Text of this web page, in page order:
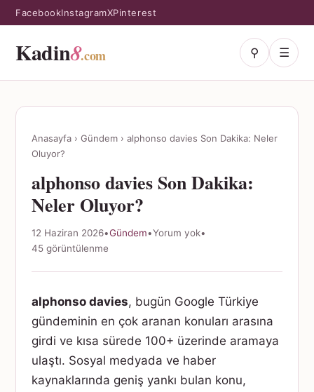
FacebookInstagramXPinterest
Kadin8.com ⚲ ☰
Anasayfa › Gündem › alphonso davies Son Dakika: Neler
Oluyor?
alphonso davies Son Dakika:
Neler Oluyor?
12 Haziran 2026•Gündem•Yorum yok•
45 görüntülenme
alphonso davies, bugün Google Türkiye
gündeminin en çok aranan konuları arasına
girdi ve kısa sürede 100+ üzerinde aramaya
ulaştı. Sosyal medyada ve haber
kaynaklarında geniş yankı bulan konu,